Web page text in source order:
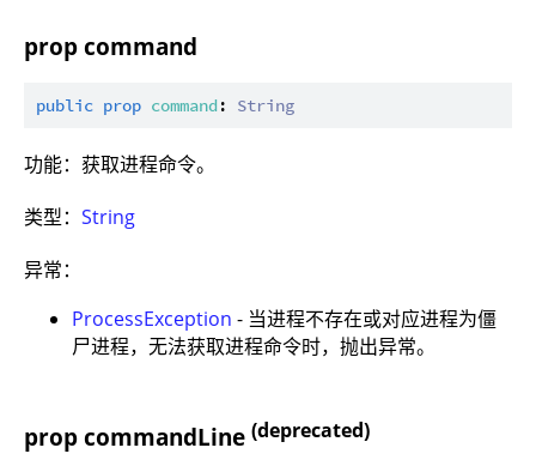
prop command
public prop command: String
功能：获取进程命令。
类型： String
异常：
ProcessException - 当进程不存在或对应进程为僵
尸进程，无法获取进程命令时，抛出异常。
prop commandLine (deprecated)